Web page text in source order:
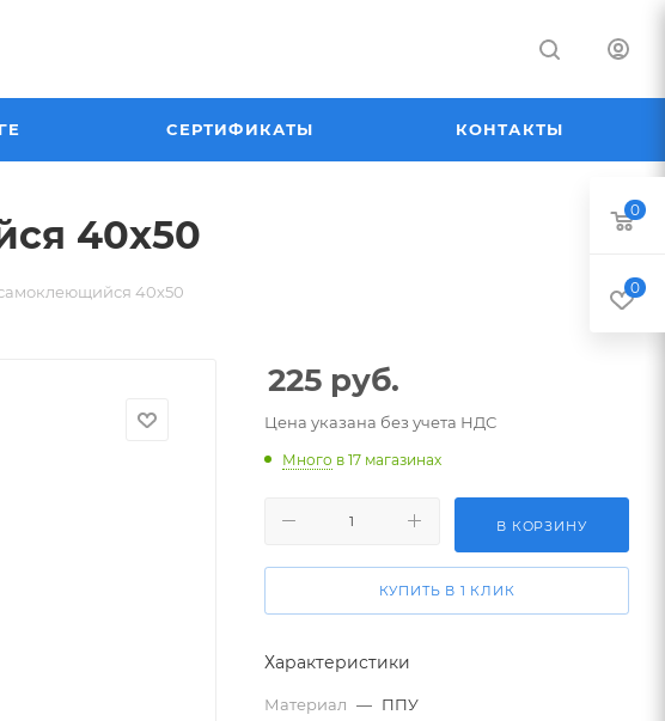
СЕРТИФИКАТЫ КОНТАКТЫ
40х50
40х50
225 руб.
Цена указана без учета НДС
Много в 17 магазинах
В КОРЗИНУ
КУПИТЬ В 1 КЛИК
Характеристики
Материал — ППУ
0
0